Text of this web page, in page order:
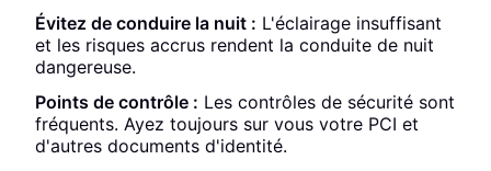
Évitez de conduire la nuit : L'éclairage insuffisant
et les risques accrus rendent la conduite de nuit
dangereuse.
Points de contrôle : Les contrôles de sécurité sont
fréquents. Ayez toujours sur vous votre PCI et
d'autres documents d'identité.